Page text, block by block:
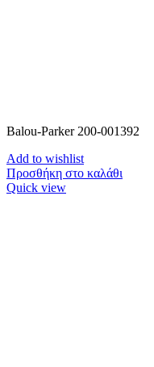
Balou-Parker 200-001392
Add to wishlist
Προσθήκη στο καλάθι
Quick view